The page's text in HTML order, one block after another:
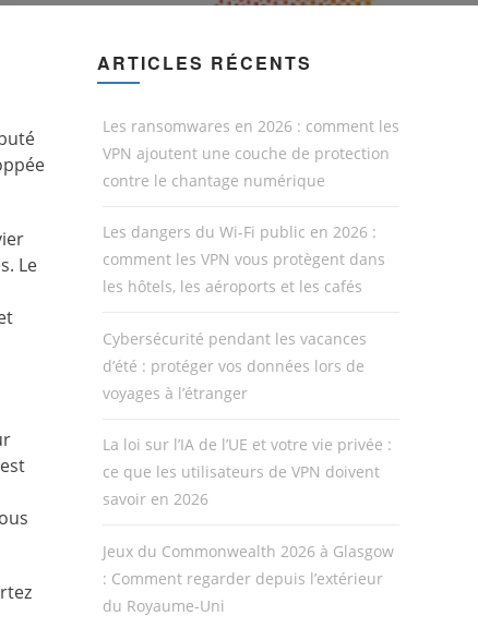
Le
ARTICLES RÉCENTS
Les ransomwares en 2026 : comment les
VPN ajoutent une couche de protection
contre le chantage numérique
Les dangers du Wi-Fi public en 2026 :
comment les VPN vous protègent dans
les hôtels, les aéroports et les cafés
Cybersécurité pendant les vacances
d’été : protéger vos données lors de
voyages à l’étranger
La loi sur l’IA de l’UE et votre vie privée :
ce que les utilisateurs de VPN doivent
savoir en 2026
Jeux du Commonwealth 2026 à Glasgow
: Comment regarder depuis l’extérieur
du Royaume-Uni